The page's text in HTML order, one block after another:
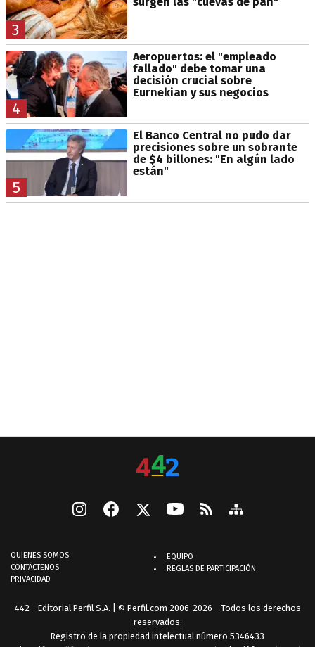
3
4
Aeropuertos: el "empleado
fallado" debe tomar una
decisión crucial sobre
Eurnekian y sus negocios
5
El Banco Central no pudo dar
precisiones sobre un sobrante
de $4 billones: "En algún lado
están"
QUIENES SOMOS
CONTÁCTENOS
PRIVACIDAD
EQUIPO
REGLAS DE PARTICIPACIÓN
442 - Editorial Perfil S.A. | © Perfil.com 2006-2026 - Todos los derechos
reservados.
Registro de la propiedad intelectual número 5346433